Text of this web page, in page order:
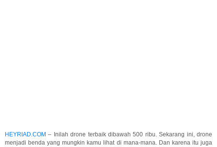
HEYRIAD.COM– Inilah drone terbaik dibawah 500 ribu. Sekarang ini, drone
menjadi benda yang mungkin kamu lihat di mana-mana. Dan karena itu juga